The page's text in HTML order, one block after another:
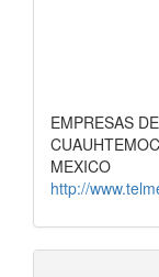
EMPRESAS
MEXICO
http://